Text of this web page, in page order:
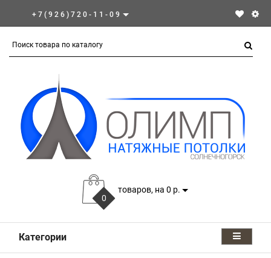
+7(926)720-11-09
0
товаров, на 0 р.
Категории